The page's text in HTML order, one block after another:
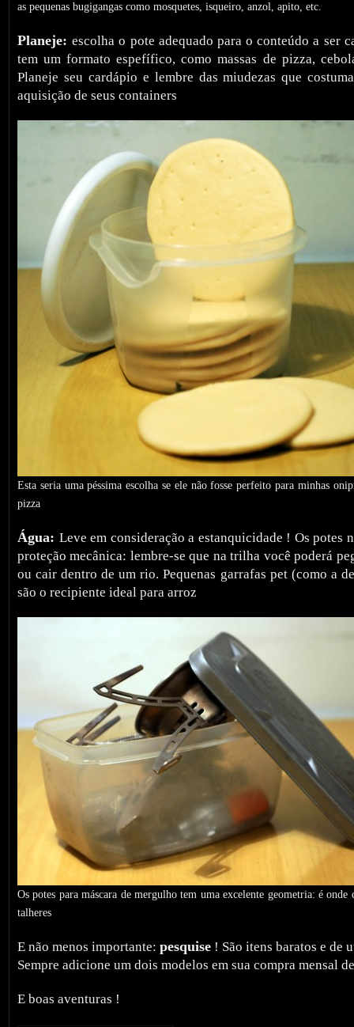
as pequenas bugigangas como mosquetes, isqueiro, anzol, apito, etc.
Planeje:escolha o pote adequado para o conteúdo a ser
tem um formato espefífico, como massas de pizza,
Planeje seu cardápio e lembre das miudezas que
aquisição de seus containers
Esta seria uma péssima escolha se ele não fosse perfeito para minhas
pizza
Água: Leve em consideração a estanquicidade ! Os potes
proteção mecânica: lembre-se que na trilha você poderá
ou cair dentro de um rio. Pequenas garrafas pet (como a
são o recipiente ideal para arroz
Os potes para máscara de mergulho tem uma excelente geometria: é
talheres
E não menos importante: pesquise ! São itens baratos e
Sempre adicione um dois modelos em sua compra mensal
E boas aventuras !